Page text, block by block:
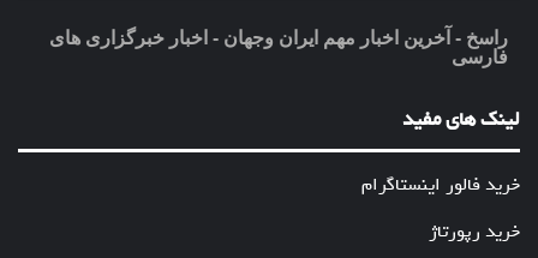
راسخ - آخرین اخبار مهم ایران وجهان - اخبار خبرگزاری های
فارسی
لینک های مفید
خرید فالور اینستاگرام
خرید رپورتاژ